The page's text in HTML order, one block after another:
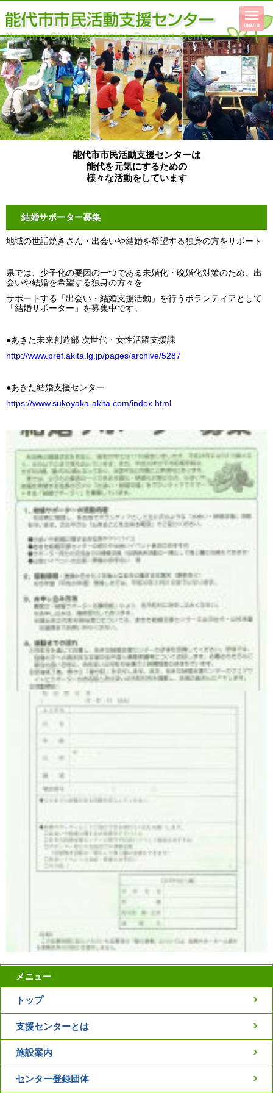
能代市市民活動支援センターは
能代を元気にするための
様々な活動をしています
結婚サポーター募集
地域の世話焼きさん・出会いや結婚を希望する独身の方をサポート
県では、少子化の要因の一つである未婚化・晩婚化対策のため、出
会いや結婚を希望する独身の方々を
サポートする「出会い・結婚支援活動」を行うボランティアとして
「結婚サポーター」を募集中です。
●あきた未来創造部 次世代・女性活躍支援課
http://www.pref.akita.lg.jp/pages/archive/5287
●あきた結婚支援センター
https://www.sukoyaka-akita.com/index.html
メニュー
トップ
支援センターとは
施設案内
センター登録団体